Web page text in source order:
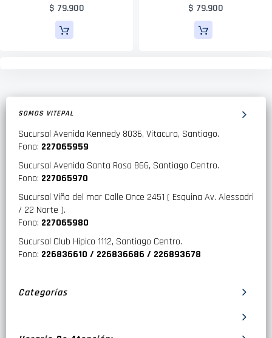
$ 79.900 $ 79.900
SOMOS VITEPAL
Sucursal Avenida Kennedy 8036, Vitacura, Santiago.
Fono: 227065959
Sucursal Avenida Santa Rosa 866, Santiago Centro.
Fono: 227065970
Sucursal Viña del mar Calle Once 2451 ( Esquina Av. Alessadri
/ 22 Norte ).
Fono: 227065980
Sucursal Club Hípico 1112, Santiago Centro.
Fono: 226836610 / 226836686 / 226893678
Categorías